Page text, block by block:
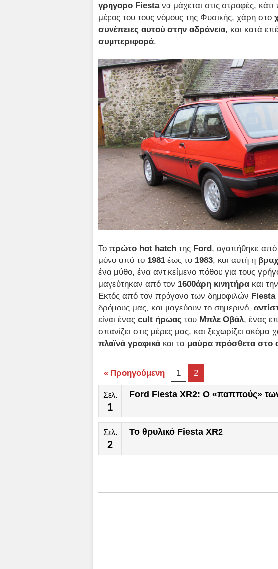
γρήγορο Fiestaνα μάχεται στις στροφές,
μέρος του τους νόμους της Φυσικής, χάρη στο
συνέπειες αυτού στην αδράνεια, και κατά
συμπεριφορά.
Το πρώτο hot hatch της Ford, αγαπήθηκε από
μόνο από το 1981 έως το 1983, και αυτή η
ένα μύθο, ένα αντικείμενο πόθου για τους
μαγεύτηκαν από τον 1600άρη κινητήρα και
Εκτός από τον πρόγονο των δημοφιλών Fiesta
δρόμους μας, και μαγεύουν το σημερινό,
είναι ένας cult ήρωας του Μπλε Οβάλ, ένας
σπανίζει στις μέρες μας, και ξεχωρίζει ακόμα
πλαϊνά γραφικά και τα μαύρα πρόσθετα στο
« Προηγούμενη 1 2
Σελ.
1
Ford Fiesta XR2: Ο «παππούς»
Σελ.
2
Το θρυλικό Fiesta XR2